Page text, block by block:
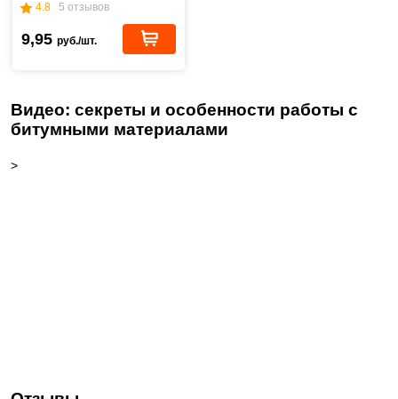
4.8 5 отзывов
9,95 руб./шт.
Видео: секреты и особенности работы с
битумными материалами
>